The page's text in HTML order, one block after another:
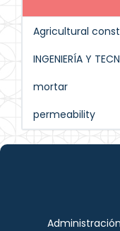
Agricultural
INGENIERÍA Y
mortar
permeability